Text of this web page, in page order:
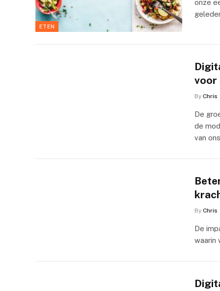
ETEN
onze
voor
By Chris
De
de
van
By Chris
De
waarin